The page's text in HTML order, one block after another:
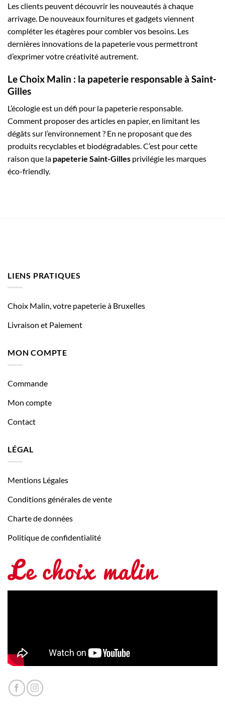
Les clients peuvent découvrir les nouveautés à chaque
arrivage. De nouveaux fournitures et gadgets viennent
compléter les étagères pour combler vos besoins. Les
dernières innovations de la papeterie vous permettront
d’exprimer votre créativité autrement.
Le Choix Malin : la papeterie responsable à Saint-
Gilles
L’écologie est un défi pour la papeterie responsable.
Comment proposer des articles en papier, en limitant les
dégâts sur l’environnement ? En ne proposant que des
produits recyclables et biodégradables. C’est pour cette
raison que la papeterie Saint-Gilles privilégie les marques
éco-friendly.
LIENS PRATIQUES
Choix Malin, votre papeterie à Bruxelles
Livraison et Paiement
MON COMPTE
Commande
Mon compte
Contact
LÉGAL
Mentions Légales
Conditions générales de vente
Charte de données
Politique de confidentialité